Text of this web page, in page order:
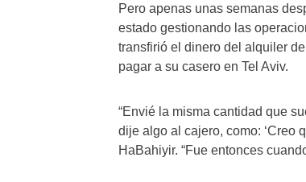
Pero apenas unas semanas
estado gestionando las
transfirió el dinero del alquiler
pagar a su casero en Tel Aviv.
“Envié la misma cantidad que
dije algo al cajero, como: ‘Creo
HaBahiyir. “Fue entonces